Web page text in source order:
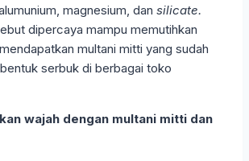
magnesium, dan silicate.
dipercaya mampu memutihkan
multani mitti yang sudah
serbuk di berbagai toko
wajah dengan multani mitti dan